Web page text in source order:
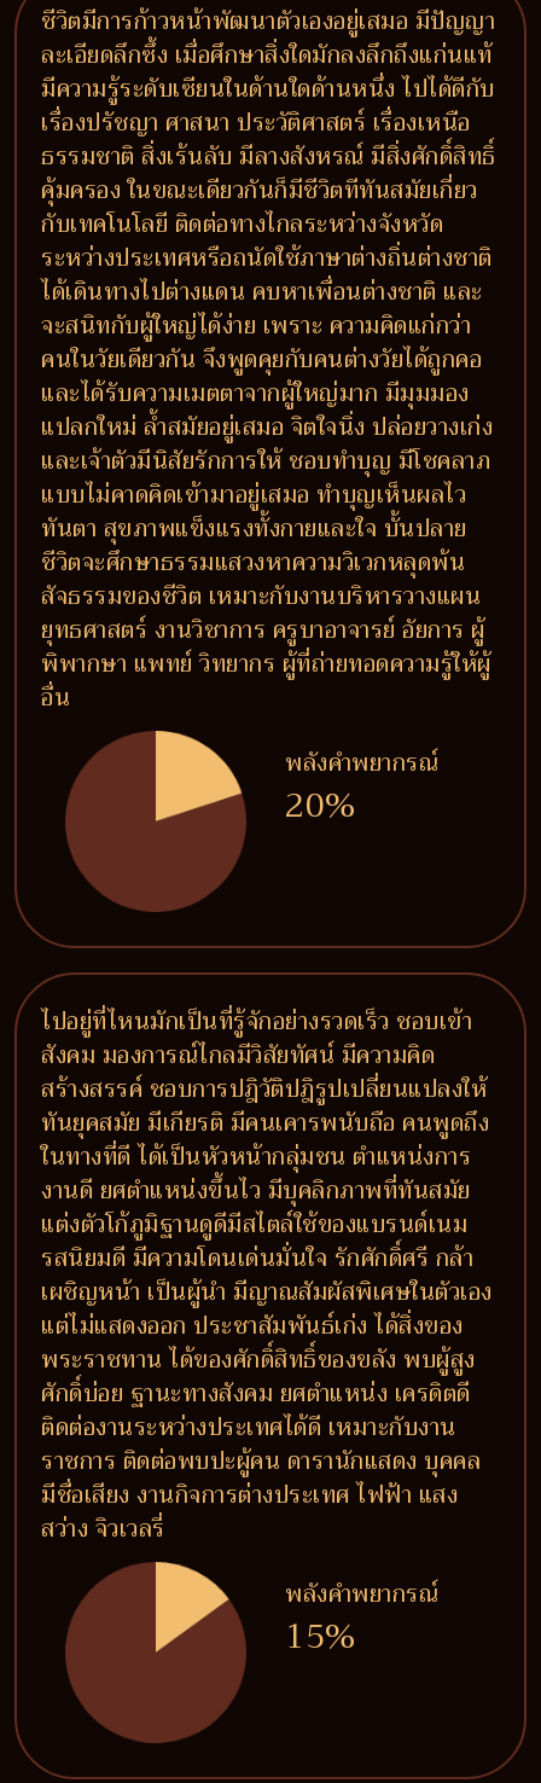
ชีวิตมีการก้าวหน้าพัฒนาตัวเองอยู่เสมอ มีปัญญา
ละเอียดลึกซึ้ง เมื่อศึกษาสิ่งใดมักลงลึกถึงแก่นแท้
มีความรู้ระดับเซียนในด้านใดด้านหนึ่ง ไปได้ดีกับ
เรื่องปรัชญา ศาสนา ประวัติศาสตร์ เรื่องเหนือ
ธรรมชาติ สิ่งเร้นลับ มีลางสังหรณ์ มีสิ่งศักดิ์สิทธิ์
คุ้มครอง ในขณะเดียวกันก็มีชีวิตทีทันสมัยเกี่ยว
กับเทคโนโลยี ติดต่อทางไกลระหว่างจังหวัด
ระหว่างประเทศหรือถนัดใช้ภาษาต่างถิ่นต่างชาติ
ได้เดินทางไปต่างแดน คบหาเพื่อนต่างชาติ และ
จะสนิทกับผู้ใหญ่ได้ง่าย เพราะ ความคิดแก่กว่า
คนในวัยเดียวกัน จึงพูดคุยกับคนต่างวัยได้ถูกคอ
และได้รับความเมตตาจากผู้ใหญ่มาก มีมุมมอง
แปลกใหม่ ล้ำสมัยอยู่เสมอ จิตใจนิ่ง ปล่อยวางเก่ง
และเจ้าตัวมีนิสัยรักการให้ ชอบทำบุญ มีโชคลาภ
แบบไม่คาดคิดเข้ามาอยู่เสมอ ทำบุญเห็นผลไว
ทันตา สุขภาพแข็งแรงทั้งกายและใจ บั้นปลาย
ชีวิตจะศึกษาธรรมแสวงหาความวิเวกหลุดพ้น
สัจธรรมของชีวิต เหมาะกับงานบริหารวางแผน
ยุทธศาสตร์ งานวิชาการ ครูบาอาจารย์ อัยการ ผู้
พิพากษา แพทย์ วิทยากร ผู้ที่ถ่ายทอดความรู้ให้ผู้
อื่น
พลังคำพยากรณ์
20%
ไปอยู่ที่ไหนมักเป็นที่รู้จักอย่างรวดเร็ว ชอบเข้า
สังคม มองการณ์ไกลมีวิสัยทัศน์ มีความคิด
สร้างสรรค์ ชอบการปฎิวัติปฎิรูปเปลี่ยนแปลงให้
ทันยุคสมัย มีเกียรติ มีคนเคารพนับถือ คนพูดถึง
ในทางที่ดี ได้เป็นหัวหน้ากลุ่มชน ตำแหน่งการ
งานดี ยศตำแหน่งขึ้นไว มีบุคลิกภาพที่ทันสมัย
แต่งตัวโก้ภูมิฐานดูดีมีสไตล์ใช้ของแบรนด์เนม
รสนิยมดี มีความโดนเด่นมั่นใจ รักศักดิ์ศรี กล้า
เผชิญหน้า เป็นผู้นำ มีญาณสัมผัสพิเศษในตัวเอง
แต่ไม่แสดงออก ประชาสัมพันธ์เก่ง ได้สิ่งของ
พระราชทาน ได้ของศักดิ์สิทธิ์ของขลัง พบผู้สูง
ศักดิ์บ่อย ฐานะทางสังคม ยศตำแหน่ง เครดิตดี
ติดต่องานระหว่างประเทศได้ดี เหมาะกับงาน
ราชการ ติดต่อพบปะผู้คน ดารานักแสดง บุคคล
มีชื่อเสียง งานกิจการต่างประเทศ ไฟฟ้า แสง
สว่าง จิวเวลรี่
พลังคำพยากรณ์
15%